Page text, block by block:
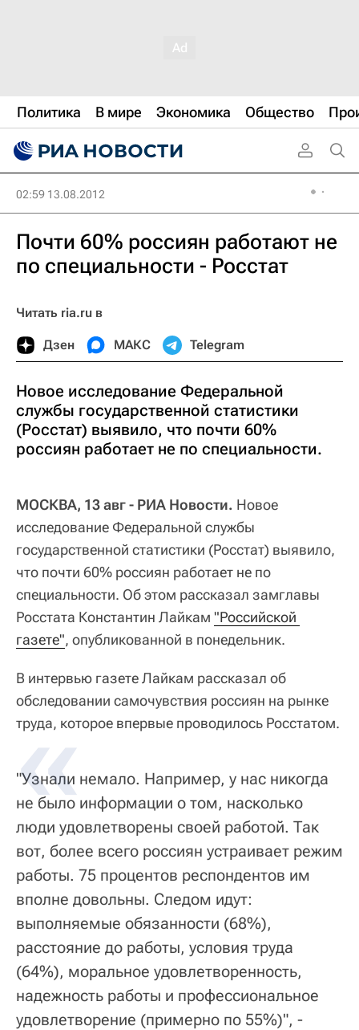
Политика В мире Экономика Общество
02:59 13.08.2012
Почти 60% россиян работают не
по специальности - Росстат
Читать ria.ru в
Дзен МАКС Telegram
Новое исследование Федеральной
службы государственной статистики
(Росстат) выявило, что почти 60%
россиян работает не по специальности.
МОСКВА, 13 авг - РИА Новости. Новое
исследование Федеральной службы
государственной статистики (Росстат) выявило,
что почти 60% россиян работает не по
специальности. Об этом рассказал замглавы
Росстата Константин Лайкам "Российской
газете", опубликованной в понедельник.
В интервью газете Лайкам рассказал об
обследовании самочувствия россиян на рынке
труда, которое впервые проводилось Росстатом.
"Узнали немало. Например, у нас никогда
не было информации о том, насколько
люди удовлетворены своей работой. Так
вот, более всего россиян устраивает режим
работы. 75 процентов респондентов им
вполне довольны. Следом идут:
выполняемые обязанности (68%),
расстояние до работы, условия труда
(64%), моральное удовлетворенность,
надежность работы и профессиональное
удовлетворение (примерно по 55%)", -